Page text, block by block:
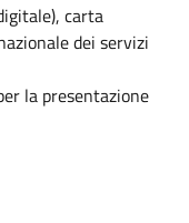
carta
dei servizi
la presentazione